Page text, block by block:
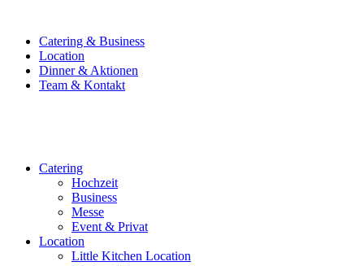
Catering & Business
Location
Dinner & Aktionen
Team & Kontakt
Catering
Hochzeit
Business
Messe
Event & Privat
Location
Little Kitchen Location